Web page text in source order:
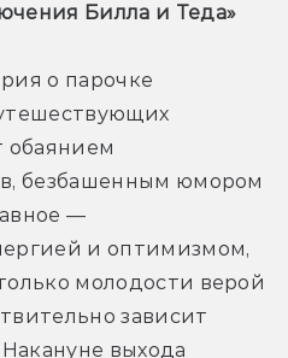
Билла и Теда»
о парочке
обаянием
безбашенным юмором
—
и оптимизмом,
молодости верой
зависит
выхода